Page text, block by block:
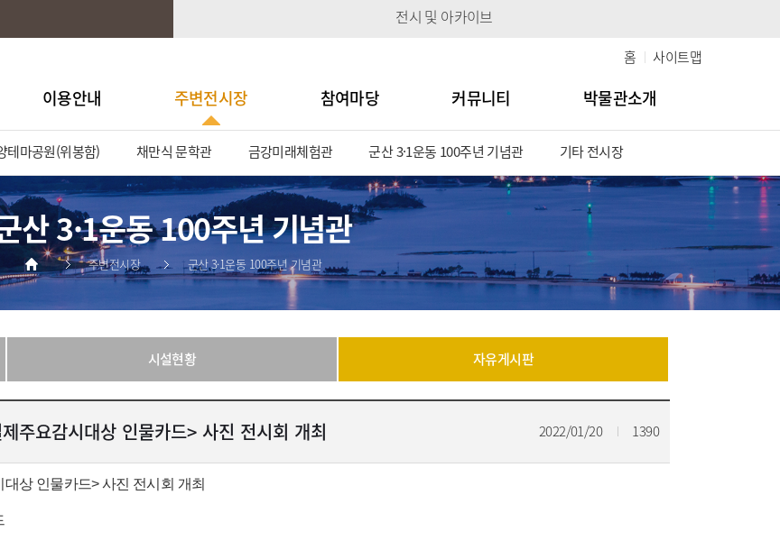
전시 및 아카이브
홈 사이트맵
이용안내 주변전시장 참여마당 커뮤니티 박물관소개
테마공원(위봉함) 채만식 문학관 금강미래체험관 군산 3·1운동 100주년 기념관 기타 전시장
산 3·1운동 100주년 기념관
주변전시장 군산 3·1운동 100주년 기념관
시설현황 자유게시판
주요감시대상 인물카드> 사진 전시회 개최 2022/01/20 1390
상 인물카드> 사진 전시회 개최